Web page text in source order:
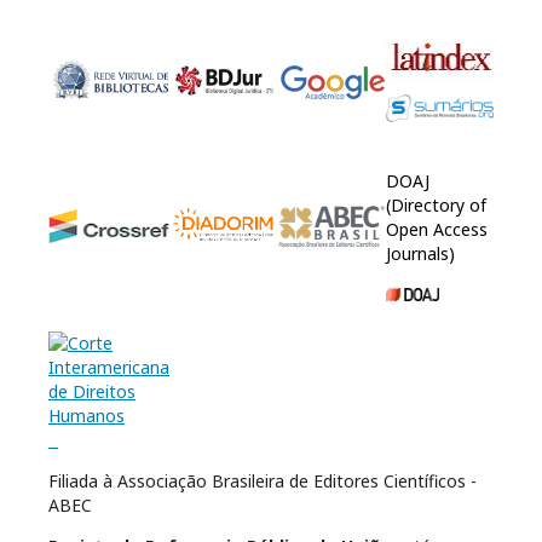
DOAJ
(Directory of
Open Access
Journals)
Filiada à Associação Brasileira de Editores Científicos -
ABEC